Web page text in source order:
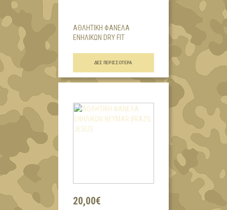
ΑΘΛΗΤΙΚΗ ΦΑΝΕΛΑ
ΕΝΗΛΙΚΩΝ DRY FIT
...
ΔΕΣ ΠΕΡΙΣΣΌΤΕΡΑ
20,00€